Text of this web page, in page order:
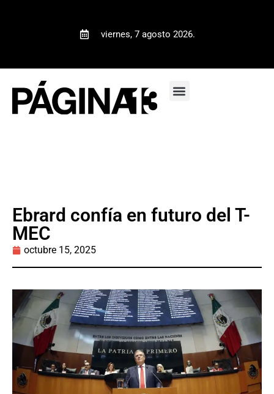
viernes, 7 agosto 2026.
Ebrard confía en futuro del T-
MEC
octubre 15, 2025